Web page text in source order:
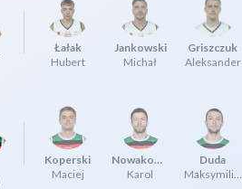
Łałak
Hubert
Jankowski
Michał
Griszczuk
Aleksander
Koperski
Maciej
Nowakowski
Karol
Duda
Maksymilian